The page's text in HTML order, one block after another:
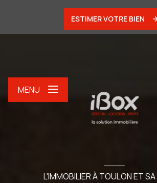
ESTIMER VOTRE BIEN
MENU
L'IMMOBILIER À TOULON ET SA